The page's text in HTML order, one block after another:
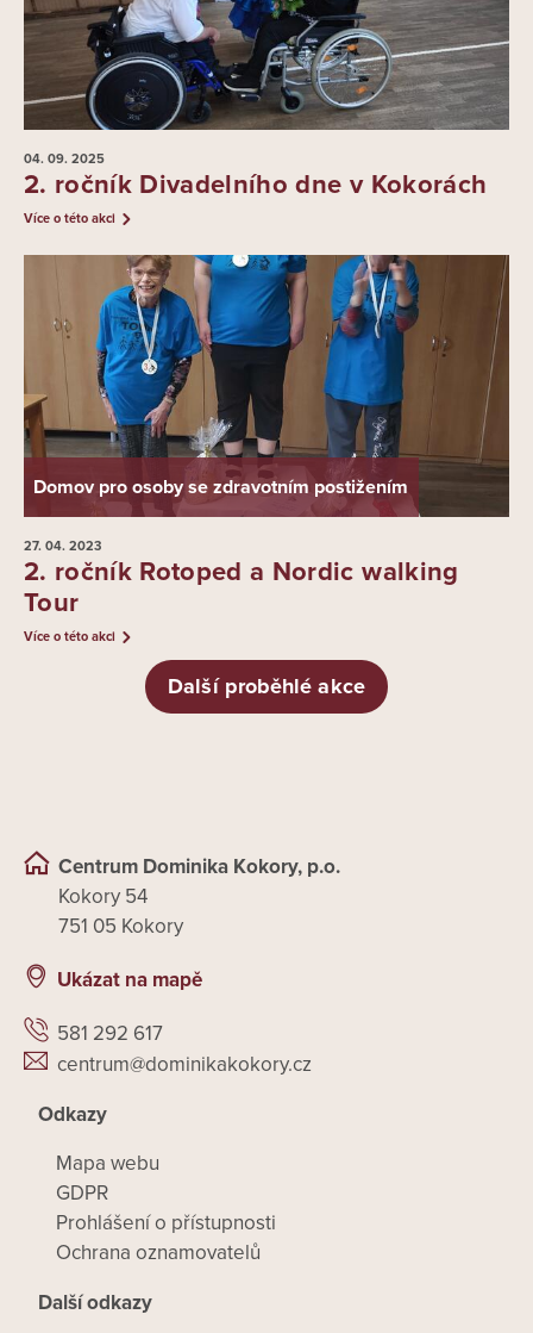
04. 09. 2025
2. ročník Divadelního dne v Kokorách
Více o této akci
Domov pro osoby se zdravotním postižením
27. 04. 2023
2. ročník Rotoped a Nordic walking
Tour
Více o této akci
Další proběhlé akce
Centrum Dominika Kokory, p.o.
Kokory 54
751 05 Kokory
Ukázat na mapě
581 292 617
centrum@dominikakokory.cz
Odkazy
Mapa webu
GDPR
Prohlášení o přístupnosti
Ochrana oznamovatelů
Další odkazy